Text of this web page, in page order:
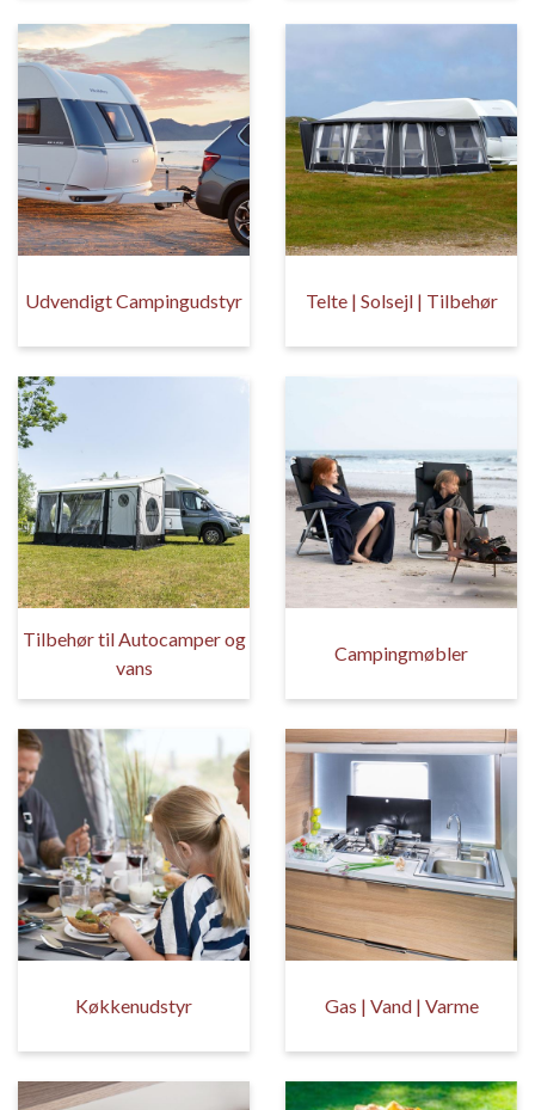
Udvendigt Campingudstyr Telte | Solsejl | Tilbehør
Tilbehør til Autocamper og
vans
Campingmøbler
Køkkenudstyr Gas | Vand | Varme